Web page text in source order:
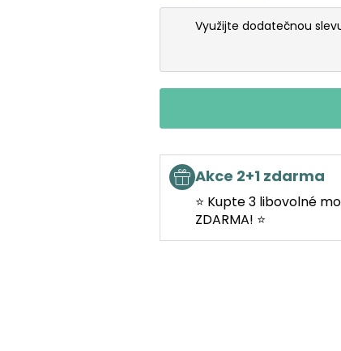
Využijte dodatečnou
Akce 2+1 zdarma
⭐ Kupte 3 libovolné
ZDARMA! ⭐